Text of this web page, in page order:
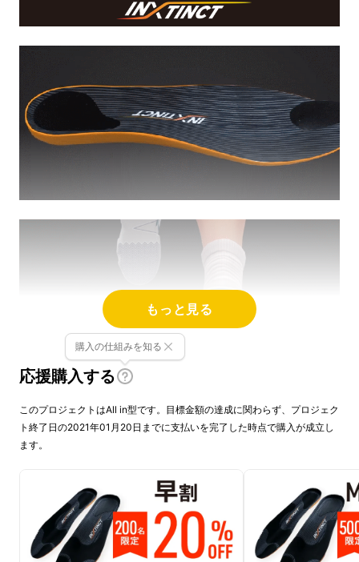
もっと見る
応援購入する
購入の仕組みを知る
このプロジェクトはAll in型です。目標金額の達成に関わらず、プロジェク
ト終了日の2021年01月20日までに支払いを完了した時点で購入が成立し
ます。